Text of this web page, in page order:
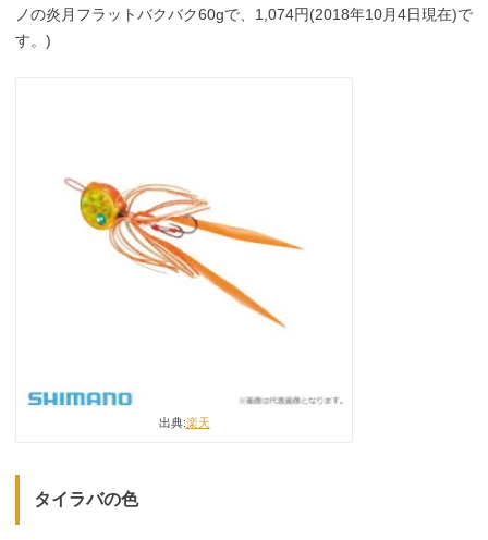
ノの炎月フラットバクバク60gで、1,074円(2018年10月4日現在)で
す。)
出典:楽天
タイラバの色